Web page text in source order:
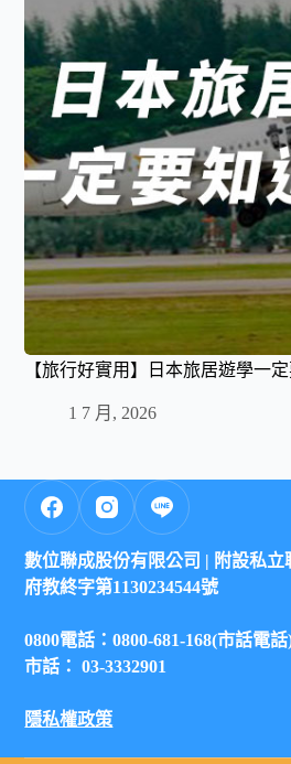
【旅行好實用】日本旅居遊學一
1 7 月, 2026
數位聯成股份有限公司 | 附設私
府教終字第1130234544號
0800電話：0800-681-168(市話電話
市話： 03-3332901
隱私權政策